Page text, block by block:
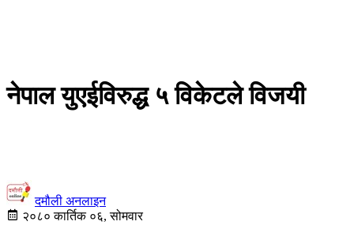
नेपाल युएईविरुद्ध ५ विकेटले विजयी
दमौली अनलाइन
२०८० कार्तिक ०६, सोमवार